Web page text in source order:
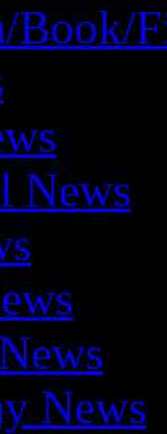
Book/
News
News